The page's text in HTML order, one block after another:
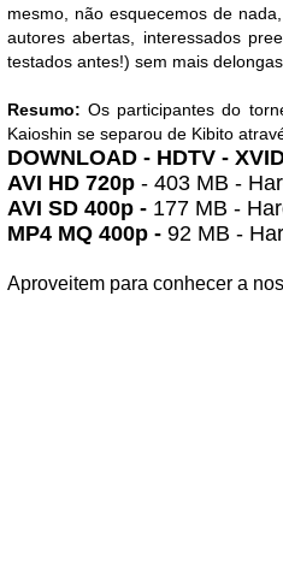
mesmo, não esquecemos de
autores abertas, interessados
testados antes!) sem mais
Resumo:Os participantes do
Kaioshin se separou de Kibito
DOWNLOAD - HDTV -
AVI HD 720p - 403 MB -
AVI SD 400p - 177 MB -
MP4 MQ 400p - 92 MB -
Aproveitem para conhecer a